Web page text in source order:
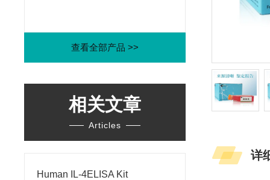
查看全部产品 >>
相关文章
Articles
Human IL-4ELISA Kit
详